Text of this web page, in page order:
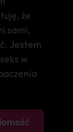
że
sami,
Jestem
w